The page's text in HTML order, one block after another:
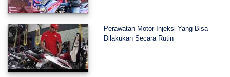
Perawatan Motor Injeksi Yang Bisa
Dilakukan Secara Rutin